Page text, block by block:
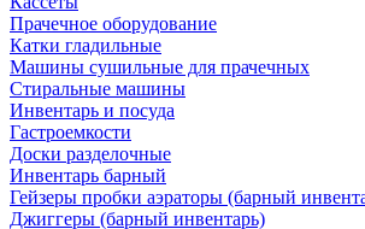
Прачечное оборудование
Катки гладильные
Машины сушильные для прачечных
Стиральные машины
Инвентарь и посуда
Гастроемкости
Доски разделочные
Инвентарь барный
Гейзеры пробки аэраторы (барный
Джиггеры (барный инвентарь)